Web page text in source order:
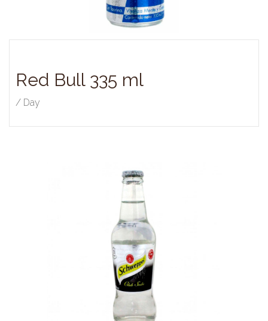
Red Bull 335 ml
/ Day